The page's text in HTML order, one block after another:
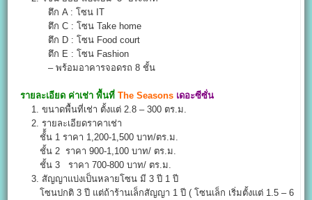
ตึก A : โซน IT
ตึก C : โซน Take home
ตึก D : โซน Food court
ตึก E : โซน Fashion
– พร้อมอาคารจอดรถ 8 ชั้น
รายละเอียด ค่าเช่า พื้นที่ The Seasons เดอะซีซั่น
1. ขนาดพื้นที่เช่า ตั้งแต่ 2.8 – 300 ตร.ม.
2. รายละเอียดราคาเช่า
ชั้้น 1 ราคา 1,200-1,500 บาท/ตร.ม.
ชั้น 2 ราคา 900-1,100 บาท/ ตร.ม.
ชั้น 3 ราคา 700-800 บาท/ ตร.ม.
3. สัญญาแบ่งเป็นหลายโซน มี 3 ปี 1 ปี
โซนปกติ 3 ปี แต่ถ้าร้านเล็กสัญญา 1 ปี ( โซนเล็ก เริ่มตั้งแต่ 1.5 – 6